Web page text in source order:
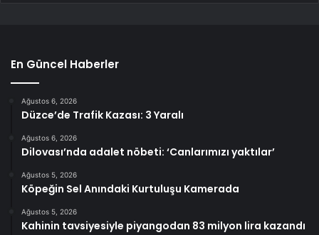
En Güncel Haberler
Ağustos 6, 2026
Düzce’de Trafik Kazası: 3 Yaralı
Ağustos 6, 2026
Dilovası’nda adalet nöbeti: ‘Canlarımızı yaktılar’
Ağustos 5, 2026
Köpeğin Sel Anındaki Kurtuluşu Kamerada
Ağustos 5, 2026
Kahinin tavsiyesiyle piyangodan 83 milyon lira kazandı